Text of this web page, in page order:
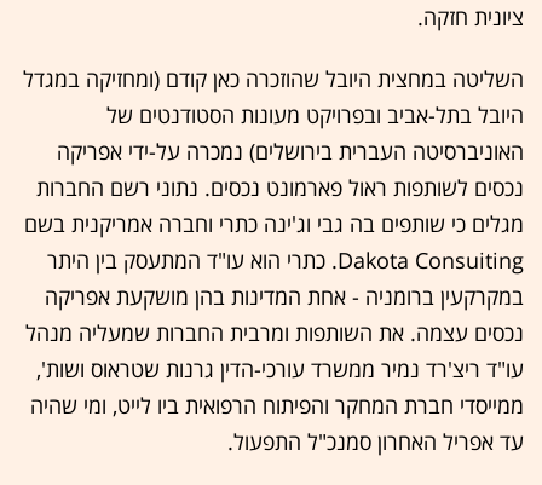
ציונית חזקה.
השליטה במחצית היובל שהוזכרה כאן קודם (ומחזיקה במגדל
היובל בתל-אביב ובפרויקט מעונות הסטודנטים של
האוניברסיטה העברית בירושלים) נמכרה על-ידי אפריקה
נכסים לשותפות ראול פארמונט נכסים. נתוני רשם החברות
מגלים כי שותפים בה גבי וג'ינה כתרי וחברה אמריקנית בשם
Dakota Consuiting. כתרי הוא עו"ד המתעסק בין היתר
במקרקעין ברומניה - אחת המדינות בהן מושקעת אפריקה
נכסים עצמה. את השותפות ומרבית החברות שמעליה מנהל
עו"ד ריצ'רד נמיר ממשרד עורכי-הדין גרנות שטראוס ושות',
ממייסדי חברת המחקר והפיתוח הרפואית ביו לייט, ומי שהיה
עד אפריל האחרון סמנכ"ל התפעול.